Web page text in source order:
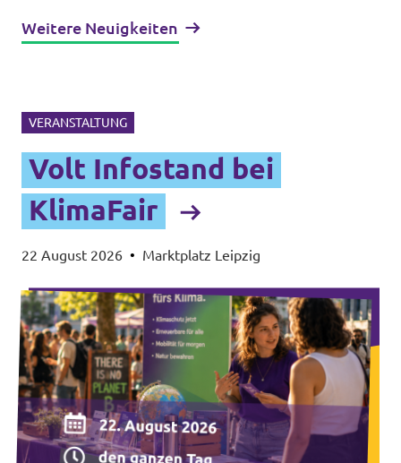
Weitere Neuigkeiten
VERANSTALTUNG
Volt Infostand bei
KlimaFair
22 August 2026 • Marktplatz Leipzig